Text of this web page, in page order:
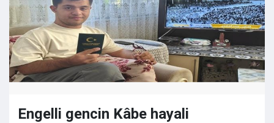
Engelli gencin Kâbe hayali